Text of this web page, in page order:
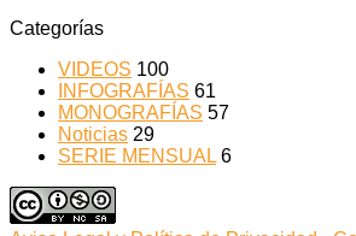
Categorías
VIDEOS 100
INFOGRAFÍAS 61
MONOGRAFÍAS 57
Noticias 29
SERIE MENSUAL 6